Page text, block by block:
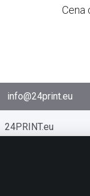
Cena
info@24print.eu
24PRINT.eu